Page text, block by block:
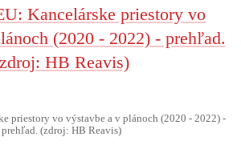
priestory vo výstavbe a v plánoch (2020 - 2022) -
prehľad. (zdroj: HB Reavis)